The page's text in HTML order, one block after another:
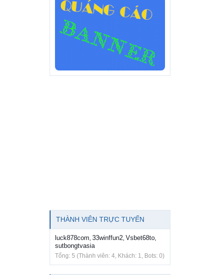
THÀNH VIÊN TRỰC TUYẾN
luck878com 33winffun2 Vsbet68to
sutbongtvasia
Tổng: 5 (Thành viên: 4, Khách: 1, Bots: 0)